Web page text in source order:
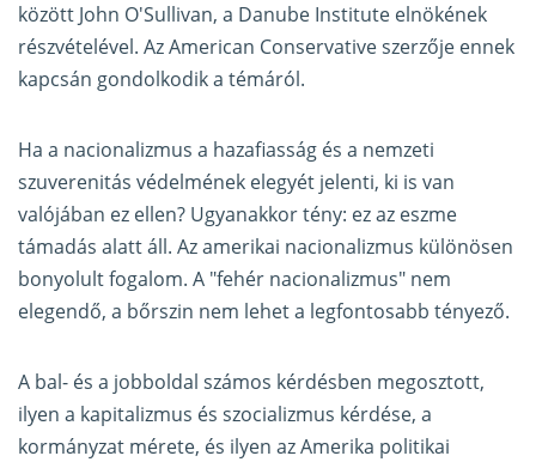
között John O'Sullivan, a Danube Institute elnökének
részvételével. Az American Conservative szerzője ennek
kapcsán gondolkodik a témáról.
Ha a nacionalizmus a hazafiasság és a nemzeti
szuverenitás védelmének elegyét jelenti, ki is van
valójában ez ellen? Ugyanakkor tény: ez az eszme
támadás alatt áll. Az amerikai nacionalizmus különösen
bonyolult fogalom. A "fehér nacionalizmus" nem
elegendő, a bőrszin nem lehet a legfontosabb tényező.
A bal- és a jobboldal számos kérdésben megosztott,
ilyen a kapitalizmus és szocializmus kérdése, a
kormányzat mérete, és ilyen az Amerika politikai